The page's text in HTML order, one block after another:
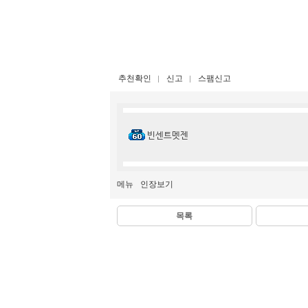
추천확인 신고 스팸신고
빈센트멧젠
메뉴 인장보기
목록